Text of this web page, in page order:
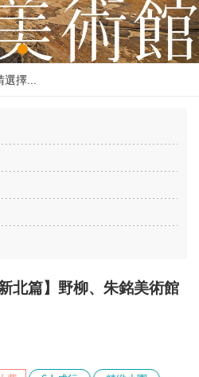
選擇...
北篇】野柳、朱銘美術館